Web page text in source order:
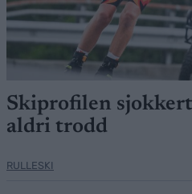
Skiprofilen
aldri trodd
RULLESKI